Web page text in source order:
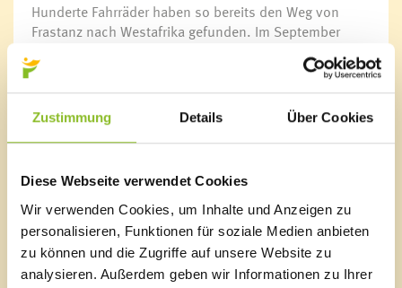
Zustimmung Details Über Cookies
Diese Webseite verwendet Cookies
Wir verwenden Cookies, um Inhalte und Anzeigen zu
personalisieren, Funktionen für soziale Medien anbieten
zu können und die Zugriffe auf unsere Website zu
analysieren. Außerdem geben wir Informationen zu Ihrer
Hunderte Fahrräder haben so bereits den Weg von
Frastanz nach Westafrika gefunden. Im September
2019 sind wieder welche dazugekommen, da Gerhard
Schalk wieder eine „Lieferung“ aus Frastanz abgeholt
hat. „Diese Räder werden mit dieser Aktion weiter
verwendet, ansonsten hätten sie einfach entsorgt
werden müssen“, erklärt Sabine Ammann von der
Bürgerservice-Stelle im Rathaus.
20.000 Fahrräder
Gerhard Schalk sammelt in ganz Vorarlberg Fahrräder
und baut sich je nach Bedarf auseinander. Mittels
Container werden Fahrradrahmen, Reifen,
Lenkstangen, Pedale und Co nach Westafrika